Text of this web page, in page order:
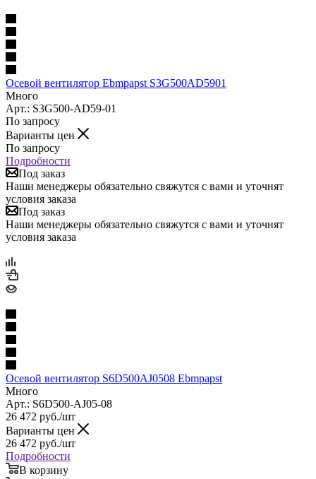
Осевой вентилятор Ebmpapst S3G500AD5901
Много
Арт.: S3G500-AD59-01
По запросу
Варианты цен
По запросу
Подробности
Под заказ
Наши менеджеры обязательно свяжутся с вами и уточнят
условия заказа
Под заказ
Наши менеджеры обязательно свяжутся с вами и уточнят
условия заказа
Осевой вентилятор S6D500AJ0508 Ebmpapst
Много
Арт.: S6D500-AJ05-08
26 472 руб./шт
Варианты цен
26 472 руб./шт
Подробности
В корзину